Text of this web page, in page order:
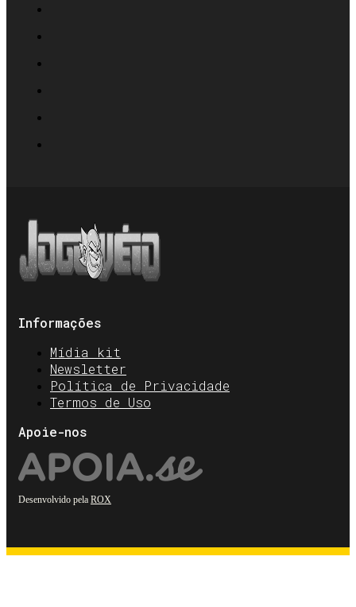
Informações
Mídia kit
Newsletter
Política de Privacidade
Termos de Uso
Apoie-nos
Desenvolvido pela ROX